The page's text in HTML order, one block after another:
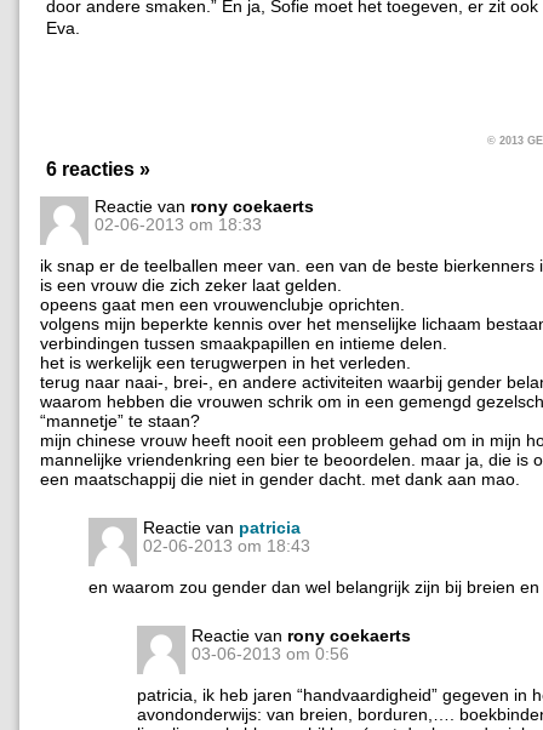
door andere smaken.” En ja, Sofie moet het toegeven, er zit
Eva.
© 2013
6 reacties »
Reactie van rony coekaerts
02-06-2013 om 18:33
ik snap er de teelballen meer van. een van de beste bierkenners
is een vrouw die zich zeker laat gelden.
opeens gaat men een vrouwenclubje oprichten.
volgens mijn beperkte kennis over het menselijke lichaam
verbindingen tussen smaakpapillen en intieme delen.
het is werkelijk een terugwerpen in het verleden.
terug naar naai-, brei-, en andere activiteiten waarbij gender
waarom hebben die vrouwen schrik om in een gemengd
“mannetje” te staan?
mijn chinese vrouw heeft nooit een probleem gehad om in mijn
mannelijke vriendenkring een bier te beoordelen. maar ja, die is
een maatschappij die niet in gender dacht. met dank aan mao.
Reactie van patricia
02-06-2013 om 18:43
en waarom zou gender dan wel belangrijk zijn bij breien
Reactie van rony coekaerts
03-06-2013 om 0:56
patricia, ik heb jaren “handvaardigheid” gegeven in
avondonderwijs: van breien, borduren,….